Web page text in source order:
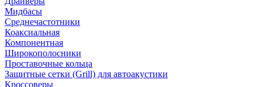
Мидбасы
Среднечастотники
Коаксиальная
Компонентная
Широкополосники
Проставочные кольца
Защитные сетки (Grill) для автоакустики
Кроссоверы